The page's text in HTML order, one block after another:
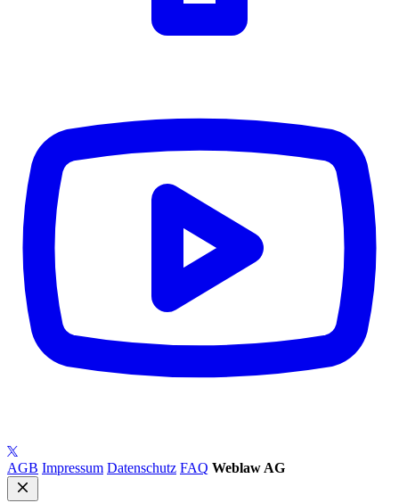
AGB Impressum Datenschutz FAQ Weblaw AG